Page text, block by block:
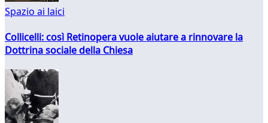
Spazio ai laici
Collicelli: così Retinopera vuole aiutare a rinnovare la
Dottrina sociale della Chiesa